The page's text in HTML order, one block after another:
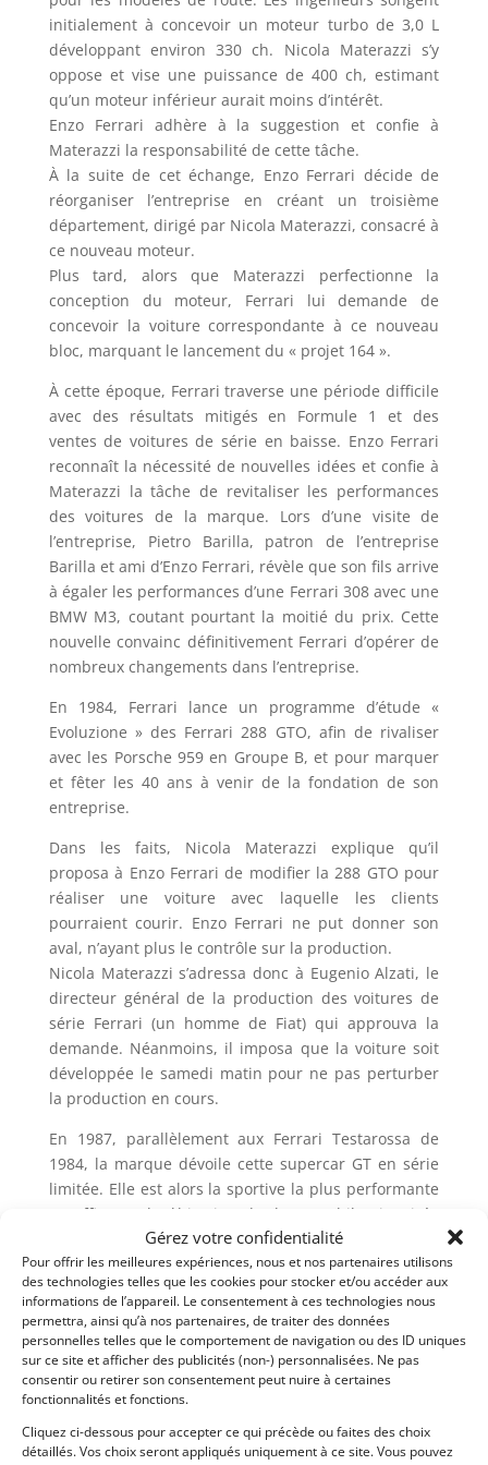
Gérez votre confidentialité
Pour offrir les meilleures expériences, nous et nos partenaires utilisons
des technologies telles que les cookies pour stocker et/ou accéder aux
informations de l’appareil. Le consentement à ces technologies nous
permettra, ainsi qu’à nos partenaires, de traiter des données
personnelles telles que le comportement de navigation ou des ID uniques
sur ce site et afficher des publicités (non-) personnalisées. Ne pas
consentir ou retirer son consentement peut nuire à certaines
fonctionnalités et fonctions.
Cliquez ci-dessous pour accepter ce qui précède ou faites des choix
détaillés. Vos choix seront appliqués uniquement à ce site. Vous pouvez
initialement à concevoir un moteur turbo de 3,0 L
développant environ 330 ch. Nicola Materazzi s’y
oppose et vise une puissance de 400 ch, estimant
qu’un moteur inférieur aurait moins d’intérêt.
Enzo Ferrari adhère à la suggestion et confie à
Materazzi la responsabilité de cette tâche.
À la suite de cet échange, Enzo Ferrari décide de
réorganiser l’entreprise en créant un troisième
département, dirigé par Nicola Materazzi, consacré à
ce nouveau moteur.
Plus tard, alors que Materazzi perfectionne la
conception du moteur, Ferrari lui demande de
concevoir la voiture correspondante à ce nouveau
bloc, marquant le lancement du « projet 164 ».
À cette époque, Ferrari traverse une période difficile
avec des résultats mitigés en Formule 1 et des
ventes de voitures de série en baisse. Enzo Ferrari
reconnaît la nécessité de nouvelles idées et confie à
Materazzi la tâche de revitaliser les performances
des voitures de la marque. Lors d’une visite de
l’entreprise, Pietro Barilla, patron de l’entreprise
Barilla et ami d’Enzo Ferrari, révèle que son fils arrive
à égaler les performances d’une Ferrari 308 avec une
BMW M3, coutant pourtant la moitié du prix. Cette
nouvelle convainc définitivement Ferrari d’opérer de
nombreux changements dans l’entreprise.
En 1984, Ferrari lance un programme d’étude «
Evoluzione » des Ferrari 288 GTO, afin de rivaliser
avec les Porsche 959 en Groupe B, et pour marquer
et fêter les 40 ans à venir de la fondation de son
entreprise.
Dans les faits, Nicola Materazzi explique qu’il
proposa à Enzo Ferrari de modifier la 288 GTO pour
réaliser une voiture avec laquelle les clients
pourraient courir. Enzo Ferrari ne put donner son
aval, n’ayant plus le contrôle sur la production.
Nicola Materazzi s’adressa donc à Eugenio Alzati, le
directeur général de la production des voitures de
série Ferrari (un homme de Fiat) qui approuva la
demande. Néanmoins, il imposa que la voiture soit
développée le samedi matin pour ne pas perturber
la production en cours.
En 1987, parallèlement aux Ferrari Testarossa de
1984, la marque dévoile cette supercar GT en série
limitée. Elle est alors la sportive la plus performante
et efficace de l’histoire de l’automobile, inspirée
directement de la compétition et notamment de la
Formule 1. La voiture est présentée à la presse le 21
juillet 1987 au circuit de Fiorano de l’usine Ferrari de
Maranello par Enzo Ferrari lui-même, avec Leonardo
Fioravanti (chef designer) et Peter Camardella. La
présentation au public se fera au salon de
l’automobile de Francfort de la même année.
Selon la philosophie personnelle de toute une vie, et
les dernières volontés du Commendatore Enzo